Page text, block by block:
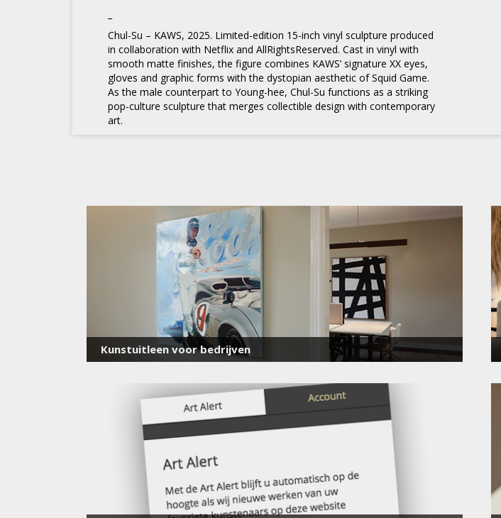
Chul-Su – KAWS, 2025. Limited-edition 15-inch vinyl sculpture produced
in collaboration with Netflix and AllRightsReserved. Cast in vinyl with
smooth matte finishes, the figure combines KAWS’ signature XX eyes,
gloves and graphic forms with the dystopian aesthetic of Squid Game.
As the male counterpart to Young-hee, Chul-Su functions as a striking
pop-culture sculpture that merges collectible design with contemporary
art.
Kunstuitleen voor bedrijven
Meld je
voor onze
E-
mailadres